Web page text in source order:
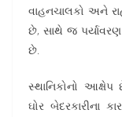
વાહનચાલકો અને
છે, સાથે જ
છે.
સ્થાનિકોનો આક્ષેપ
ઘોર બેદરકારીના